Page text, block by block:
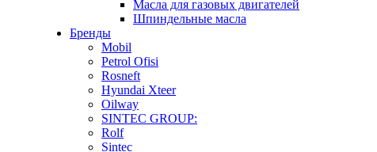
Масла для газовых двигателей
Шпиндельные масла
Бренды
Mobil
Petrol Ofisi
Rosneft
Hyundai Xteer
Oilway
SINTEC GROUP:
Rolf
Sintec